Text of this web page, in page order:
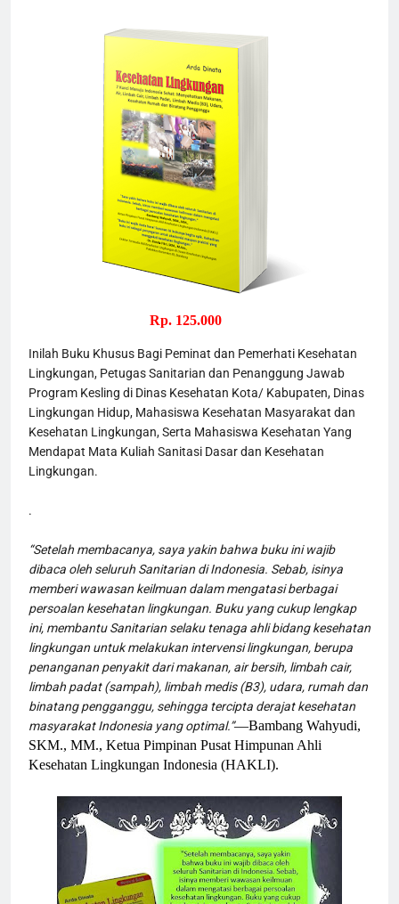
Rp. 125.000
Inilah Buku Khusus Bagi Peminat dan Pemerhati Kesehatan
Lingkungan, Petugas Sanitarian dan Penanggung Jawab
Program Kesling di Dinas Kesehatan Kota/ Kabupaten, Dinas
Lingkungan Hidup, Mahasiswa Kesehatan Masyarakat dan
Kesehatan Lingkungan, Serta Mahasiswa Kesehatan Yang
Mendapat Mata Kuliah Sanitasi Dasar dan Kesehatan
Lingkungan.
.
“Setelah membacanya, saya yakin bahwa buku ini wajib
dibaca oleh seluruh Sanitarian di Indonesia. Sebab, isinya
memberi wawasan keilmuan dalam mengatasi berbagai
persoalan kesehatan lingkungan. Buku yang cukup lengkap
ini, membantu Sanitarian selaku tenaga ahli bidang kesehatan
lingkungan untuk melakukan intervensi lingkungan, berupa
penanganan penyakit dari makanan, air bersih, limbah cair,
limbah padat (sampah), limbah medis (B3), udara, rumah dan
binatang pengganggu, sehingga tercipta derajat kesehatan
masyarakat Indonesia yang optimal.”—Bambang Wahyudi,
SKM., MM., Ketua Pimpinan Pusat Himpunan Ahli
Kesehatan Lingkungan Indonesia (HAKLI).